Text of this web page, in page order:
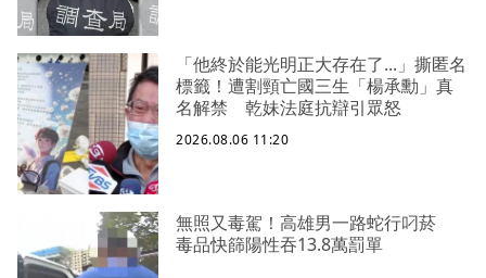
「他終於能光明正大存在了...」撕匿名
標籤！遭割頸亡國三生「楊承勳」真
名解禁 乾妹法庭抗辯引眾怒
2026.08.06 11:20
無照又毒駕！高雄男一路蛇行叼菸
毒品快篩陽性吞13.8萬罰單